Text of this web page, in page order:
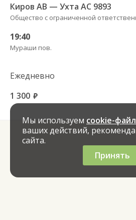
Киров АВ — Ухта АС 9893
19:40
Мураши пов.
Ежедневно
1 300 руб.
Мы используем cookie-
ваших действий,
сайта.
Принять